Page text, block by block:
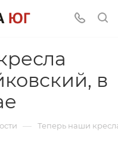
в
— Теперь наши